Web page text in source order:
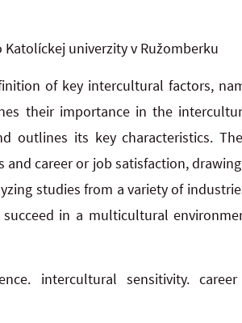
Katolíckej univerzity v Ružomberku
of key intercultural factors,
their importance in the
outlines its key characteristics.
career or job satisfaction,
studies from a variety of
in a multicultural
intercultural sensitivity.